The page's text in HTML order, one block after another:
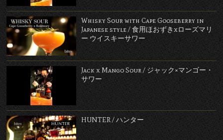
Whisky Sour with Cape Gooseberry in
Japanese style / 食用ほおずきxローズマリ
ー ウイスキーサワー
Jack x Mango Sour / ジャック×マンゴー・
サワー
HUNTER / ハンター